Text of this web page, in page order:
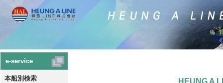
e-service
本船別検索 HEUNG A